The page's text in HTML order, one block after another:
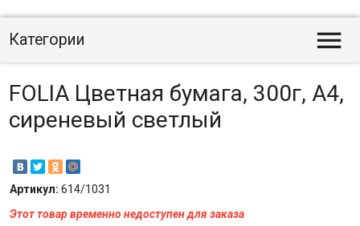
Категории 
FOLIA Цветная бумага, 300г, A4,
сиреневый светлый
Артикул: 614/1031
Этот товар временно недоступен для заказа